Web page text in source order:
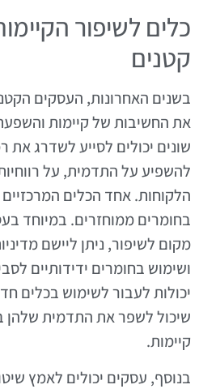
כלים לשיפור
קטנים
בשנים האחרונות, העסקים
את החשיבות של קיימות
שונים יכולים לסייע לשדרג
להשפיע על התדמית, על
הלקוחות. אחד הכלים
בחומרים ממוחזרים. במיוחד
מקום לשיפור, ניתן ליישם
ושימוש בחומרים ידידותיים
יכולות לעבור לשימוש בכלים
שיכול לשפר את התדמית שלהן
קיימות.
בנוסף, עסקים יכולים לאמץ